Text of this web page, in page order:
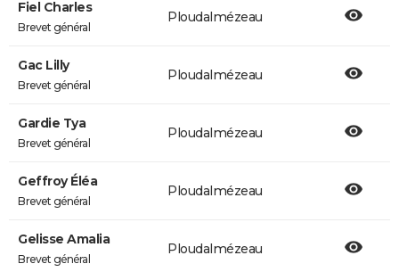
Fiel Charles
Brevet général
Ploudalmézeau
Gac Lilly
Brevet général
Ploudalmézeau
Gardie Tya
Brevet général
Ploudalmézeau
Geffroy Éléa
Brevet général
Ploudalmézeau
Gelisse Amalia
Brevet général
Ploudalmézeau